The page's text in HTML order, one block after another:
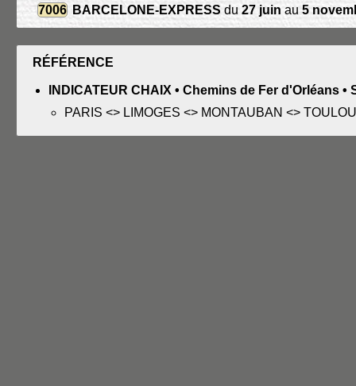
7006 BARCELONE-EXPRESS du 27 juin au 5
RÉFÉRENCE
INDICATEUR CHAIX • Chemins de Fer d'Orléans •
PARIS <> LIMOGES <> MONTAUBAN <>